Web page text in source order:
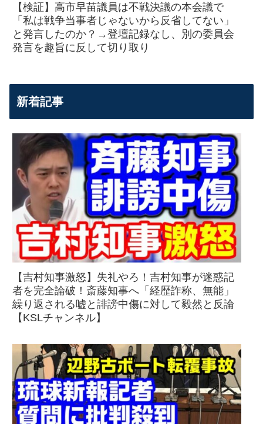
【検証】高市早苗議員は不戦決議の本会議で
「私は戦争当事者じゃないから反省してない」
と発言したのか？→登壇記録なし、別の委員会
発言を趣旨に反して切り取り
新着記事
【吉村知事激怒】失礼やろ！吉村知事が迷惑記
者を完全論破！斎藤知事へ「経歴詐称、無能」
繰り返される嘘と誹謗中傷に対して毅然と反論
【KSLチャンネル】